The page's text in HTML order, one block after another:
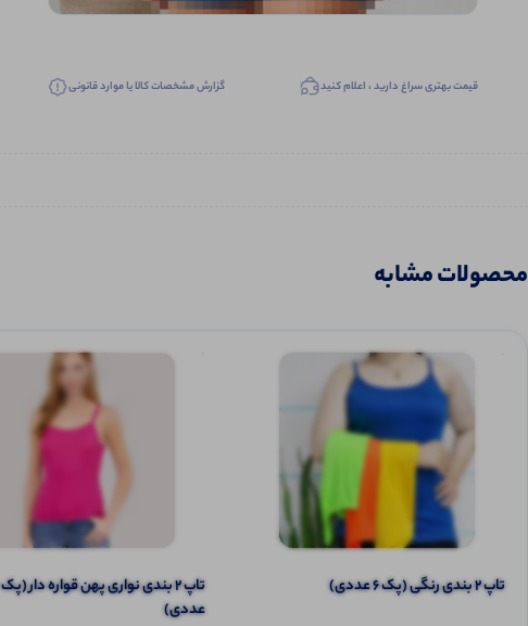
قیمت بهتری سراغ دارید ، اعلام کنید گزارش مشخصات کالا یا موارد قانونی
محصولات مشابه
تاپ ۲ بندی رنگی (پک 6 عددی)
عددی)